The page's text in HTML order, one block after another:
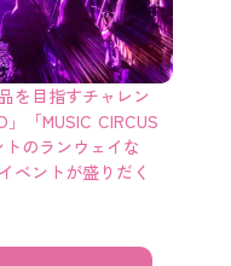
を目指すチャレン
「MUSIC CIRCUS
のランウェイな
ベントが盛りだく